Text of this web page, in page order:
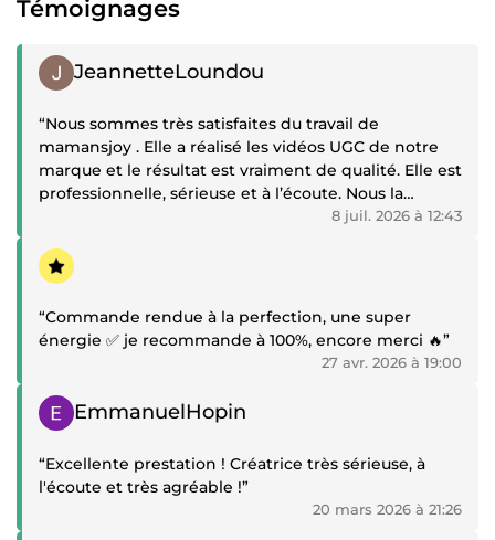
Témoignages
Témoignage positif
JeannetteLoundou
“Nous sommes très satisfaites du travail de
mamansjoy . Elle a réalisé les vidéos UGC de notre
marque et le résultat est vraiment de qualité. Elle est
professionnelle, sérieuse et à l’écoute. Nous la
recommandons fortement et n’hésiterons pas à
Merci pour tout”
8 juil. 2026 à 12:43
Témoignage positif
“Commande rendue à la perfection, une super
énergie ✅ je recommande à 100%, encore merci 🔥”
27 avr. 2026 à 19:00
Témoignage positif
EmmanuelHopin
“Excellente prestation ! Créatrice très sérieuse, à
l'écoute et très agréable !”
20 mars 2026 à 21:26